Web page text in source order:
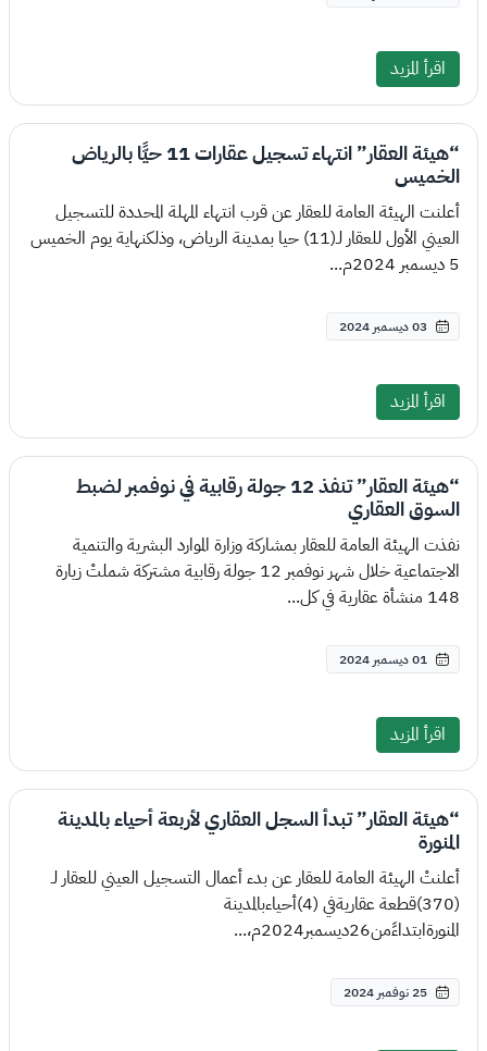
اقرأ المزيد
“هيئة العقار” انتهاء تسجيل عقارات 11 حيًّا بالرياض
الخميس
أعلنت الهيئة العامة للعقار عن قرب انتهاء المهلة المحددة للتسجيل
العيني الأول للعقار لـ(11) حيا بمدينة الرياض، وذلكنهاية يوم الخميس
5 ديسمبر 2024م...
03 ديسمبر 2024
اقرأ المزيد
“هيئة العقار” تنفذ 12 جولة رقابية في نوفمبر لضبط
السوق العقاري
نفذت الهيئة العامة للعقار بمشاركة وزارة الموارد البشرية والتنمية
الاجتماعية خلال شهر نوفمبر 12 جولة رقابية مشتركة شملتْ زيارة
148 منشأة عقارية في كل...
01 ديسمبر 2024
اقرأ المزيد
“هيئة العقار” تبدأ السجل العقاري لأربعة أحياء بالمدينة
المنورة
أعلنتْ الهيئة العامة للعقار عن بدء أعمال التسجيل العيني للعقار لـ
(370)قطعة عقاريةفي (4)أحياءبالمدينة
المنورةابتداءًمن26ديسمبر2024م،...
25 نوفمبر 2024